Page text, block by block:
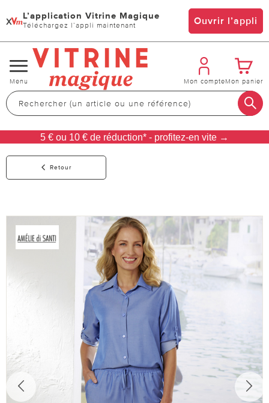
x L’application Vitrine Magique
Téléchargez l’appli maintenant Ouvrir l’appli
Changer
de
navigation
Menu Mon compteMon panier
5 € ou 10 € de réduction* - profitez-en vite →
Retour